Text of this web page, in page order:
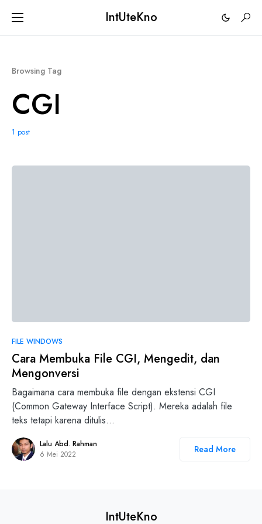
IntUteKno
Browsing Tag
CGI
1 post
FILE WINDOWS
Cara Membuka File CGI, Mengedit, dan
Mengonversi
Bagaimana cara membuka file dengan ekstensi CGI
(Common Gateway Interface Script). Mereka adalah file
teks tetapi karena ditulis…
Lalu Abd. Rahman
6 Mei 2022
Read More
IntUteKno